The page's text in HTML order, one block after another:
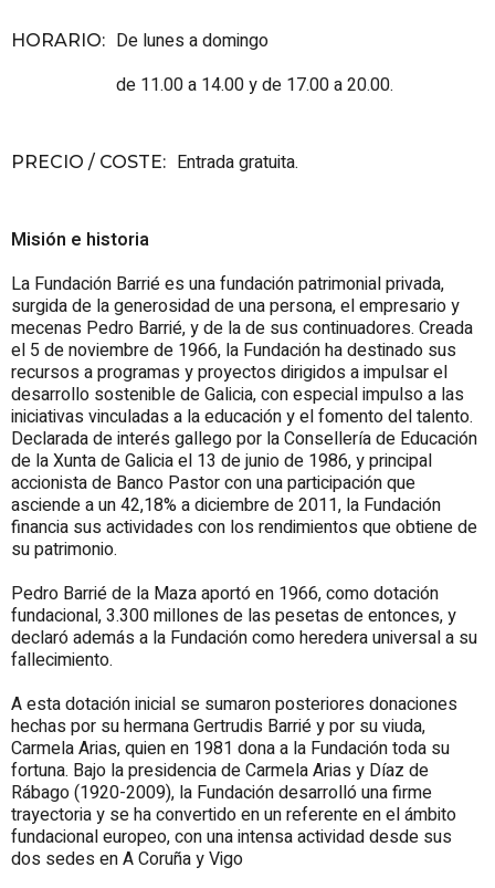
HORARIO: De lunes a domingo
de 11.00 a 14.00 y de 17.00 a 20.00.
PRECIO / COSTE: Entrada gratuita.
Misión e historia
La Fundación Barrié es una fundación patrimonial privada,
surgida de la generosidad de una persona, el empresario y
mecenas Pedro Barrié, y de la de sus continuadores. Creada
el 5 de noviembre de 1966, la Fundación ha destinado sus
recursos a programas y proyectos dirigidos a impulsar el
desarrollo sostenible de Galicia, con especial impulso a las
iniciativas vinculadas a la educación y el fomento del talento.
Declarada de interés gallego por la Consellería de Educación
de la Xunta de Galicia el 13 de junio de 1986, y principal
accionista de Banco Pastor con una participación que
asciende a un 42,18% a diciembre de 2011, la Fundación
financia sus actividades con los rendimientos que obtiene de
su patrimonio.
Pedro Barrié de la Maza aportó en 1966, como dotación
fundacional, 3.300 millones de las pesetas de entonces, y
declaró además a la Fundación como heredera universal a su
fallecimiento.
A esta dotación inicial se sumaron posteriores donaciones
hechas por su hermana Gertrudis Barrié y por su viuda,
Carmela Arias, quien en 1981 dona a la Fundación toda su
fortuna. Bajo la presidencia de Carmela Arias y Díaz de
Rábago (1920-2009), la Fundación desarrolló una firme
trayectoria y se ha convertido en un referente en el ámbito
fundacional europeo, con una intensa actividad desde sus
dos sedes en A Coruña y Vigo